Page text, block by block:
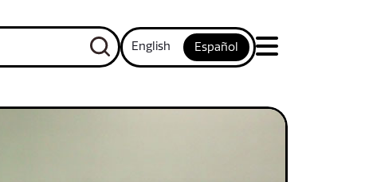
English Español